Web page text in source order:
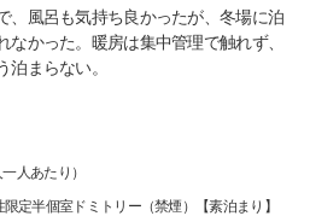
、風呂も気持ち良かったが、冬場に泊
なかった。暖房は集中管理で触れず、
まらない。
人あたり）
定半個室ドミトリー（禁煙）【素泊まり】